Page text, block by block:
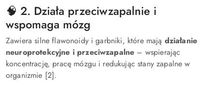
🧠 2. Działa przeciwzapalnie i
wspomaga mózg
Zawiera silne flawonoidy i garbniki, które mają działanie
neuroprotekcyjne i przeciwzapalne – wspierając
koncentrację, pracę mózgu i redukując stany zapalne w
organizmie [2].